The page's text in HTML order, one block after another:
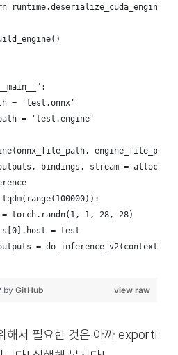
= 'test.onnx'
= 'test.engine'
bindings, stream =
torch.randn(1, 1, 28, 28)
= test
= do_inference_v2(context,
view raw
by GitHub
해서 필요한 것은 아까 exporti